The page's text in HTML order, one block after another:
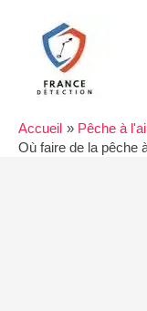
contenu
Accueil
Pêche à
Où faire de la pêche